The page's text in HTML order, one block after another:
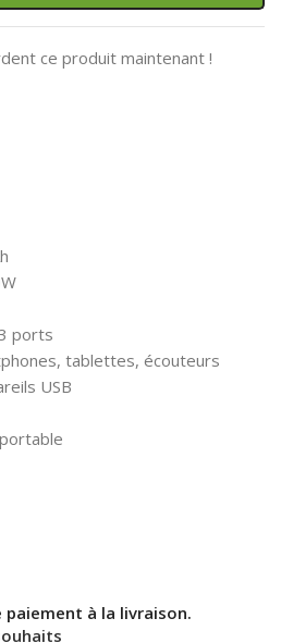
ce produit maintenant !
ports
tablettes, écouteurs
USB
paiement à la livraison.